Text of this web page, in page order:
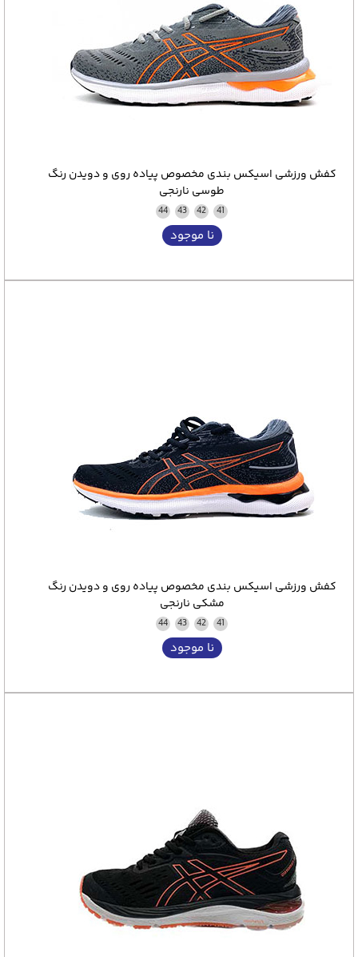
کفش ورزشی اسیکس بندی مخصوص پیاده روی و دویدن رنگ
طوسی نارنجی
41
42
43
44
نا موجود
کفش ورزشی اسیکس بندی مخصوص پیاده روی و دویدن رنگ
مشکی نارنجی
41
42
43
44
نا موجود